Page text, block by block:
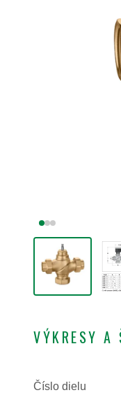
VÝKRESY A
Číslo dielu